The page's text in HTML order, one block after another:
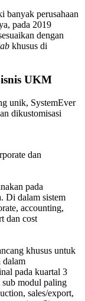
banyak perusahaan
pada 2019
dengan
khusus di
UKM
unik, SystemEver
dikustomisasi
dan
pada
Di dalam sistem
accounting,
dan cost
khusus untuk
dalam
pada kuartal 3
sub modul paling
sales/export,